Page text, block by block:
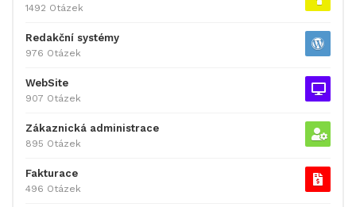
1492 Otázek
Redakční systémy
976 Otázek
WebSite
907 Otázek
Zákaznická administrace
895 Otázek
Fakturace
496 Otázek